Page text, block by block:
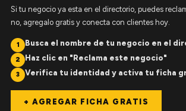
Si tu negocio ya esta en el directorio, puedes
no, agregalo gratis y conecta con clientes hoy.
1 Busca el nombre de tu negocio en el
2 Haz clic en "Reclama este negocio"
3 Verifica tu identidad y activa tu ficha
+ AGREGAR FICHA GRATIS